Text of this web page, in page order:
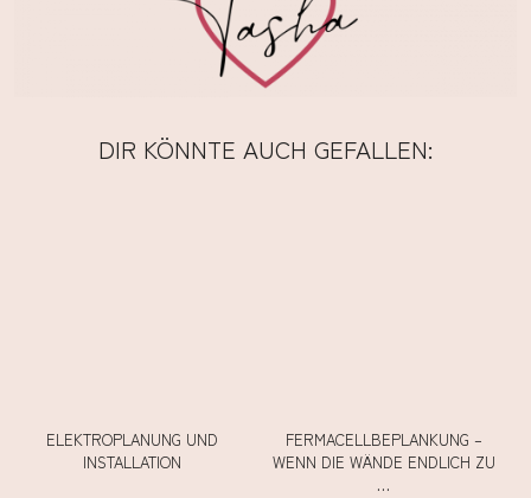
DIR KÖNNTE AUCH GEFALLEN:
ELEKTROPLANUNG UND
INSTALLATION
FERMACELLBEPLANKUNG –
WENN DIE WÄNDE ENDLICH ZU
…